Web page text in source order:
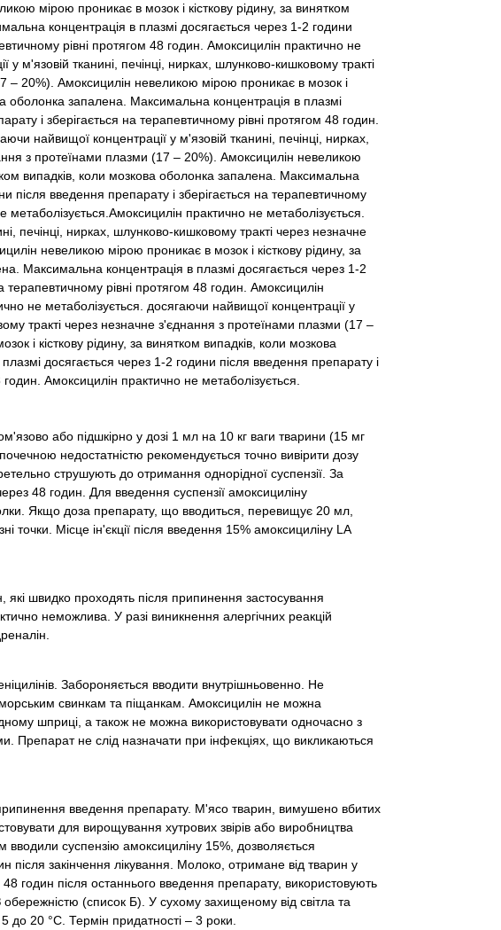
мірою проникає в мозок і кісткову рідину, за винятком
концентрація в плазмі досягається через 1-2 години
рівні протягом 48 годин. Амоксицилін практично не
у м'язовій тканині, печінці, нирках, шлунково-кишковому тракті
– 20%). Амоксицилін невеликою мірою проникає в мозок і
оболонка запалена. Максимальна концентрація в плазмі
і зберігається на терапевтичному рівні протягом 48 годин.
найвищої концентрації у м'язовій тканині, печінці, нирках,
з протеїнами плазми (17 – 20%). Амоксицилін невеликою
випадків, коли мозкова оболонка запалена. Максимальна
після введення препарату і зберігається на терапевтичному
практично не метаболізується.
печінці, нирках, шлунково-кишковому тракті через незначне
невеликою мірою проникає в мозок і кісткову рідину, за
Максимальна концентрація в плазмі досягається через 1-2
терапевтичному рівні протягом 48 годин. Амоксицилін
не метаболізується. досягаючи найвищої концентрації у
тракті через незначне з'єднання з протеїнами плазми (17 –
і кісткову рідину, за винятком випадків, коли мозкова
досягається через 1-2 години після введення препарату і
Амоксицилін практично не метаболізується.
або підшкірно у дозі 1 мл на 10 кг ваги тварини (15 мг
недостатністю рекомендується точно вивірити дозу
струшують до отримання однорідної суспензії. За
48 годин. Для введення суспензії амоксициліну
Якщо доза препарату, що вводиться, перевищує 20 мл,
точки. Місце ін'єкції після введення 15% амоксициліну LA
які швидко проходять після припинення застосування
неможлива. У разі виникнення алергічних реакцій
Забороняється вводити внутрішньовенно. Не
свинкам та піщанкам. Амоксицилін не можна
шприці, а також не можна використовувати одночасно з
Препарат не слід назначати при інфекціях, що викликаються
введення препарату. М'ясо тварин, вимушено вбитих
для вирощування хутрових звірів або виробництва
суспензію амоксициліну 15%, дозволяється
після закінчення лікування. Молоко, отримане від тварин у
годин після останнього введення препарату, використовують
(список Б). У сухому захищеному від світла та
до 20 °С. Термін придатності – 3 роки.